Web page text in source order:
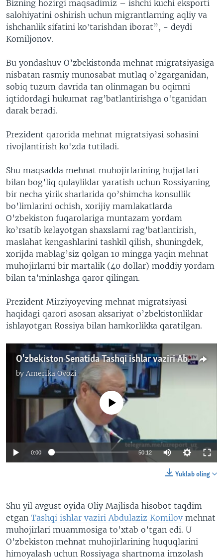
Bizning hozirgi maqsadimiz – ishchi kuchi eksporti
salohiyatini oshirish uchun migrantlarning aqliy va
ishchanlik sifatini koʼtarishdan iborat”, - deydi
Komiljonov.
Bu yondashuv O’zbekistonda mehnat migratsiyasiga
nisbatan rasmiy munosabat mutlaq o’zgarganidan,
sobiq tuzum davrida tan olinmagan bu oqimni
iqtidordagi hukumat rag’batlantirishga o'tganidan
darak beradi.
Prezident qarorida mehnat migratsiyasi sohasini
rivojlantirish ko'zda tutiladi.
Shu maqsadda mehnat muhojirlarining hujjatlari
bilan bog’liq qulayliklar yaratish uchun Rossiyaning
bir necha yirik sharlarida qo’shimcha konsullik
bo’limlarini ochish, xorijiy mamlakatlarda
O’zbekiston fuqarolariga muntazam yordam
ko’rsatib kelayotgan shaxslarni rag’batlantirish,
maslahat kengashlarini tashkil qilish, shuningdek,
xorijda mablag’siz qolgan 10 mingga yaqin mehnat
muhojirlarni bir martalik (40 dollar) moddiy yordam
bilan ta’minlashga qaror qilingan.
Prezident Mirziyoyeving mehnat migratsiyasi
haqidagi qarori asosan aksariyat o’zbekistonliklar
ishlayotgan Rossiya bilan hamkorlikka qaratilgan.
O'zbekiston Senatida Tashqi ishlar vaziri Abdulaziz Komilov hisoboti, 7-avgust, 2020
byAmerika Ovozi
No media source currently available
0:00 50:12
Yuklab oling
Shu yil avgust oyida Oliy Majlisda hisobot taqdim
etgan Tashqi ishlar vaziri Abdulaziz Komilov mehnat
muhojirlari muammosiga to’xtab o’tgan edi. U
O’zbekiston mehnat muhojirlarining huquqlarini
himoyalash uchun Rossiyaga shartnoma imzolash